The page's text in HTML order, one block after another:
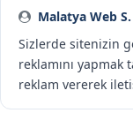
Malatya Web S.
Sizlerde sitenizin
reklamını yapmak
reklam vererek